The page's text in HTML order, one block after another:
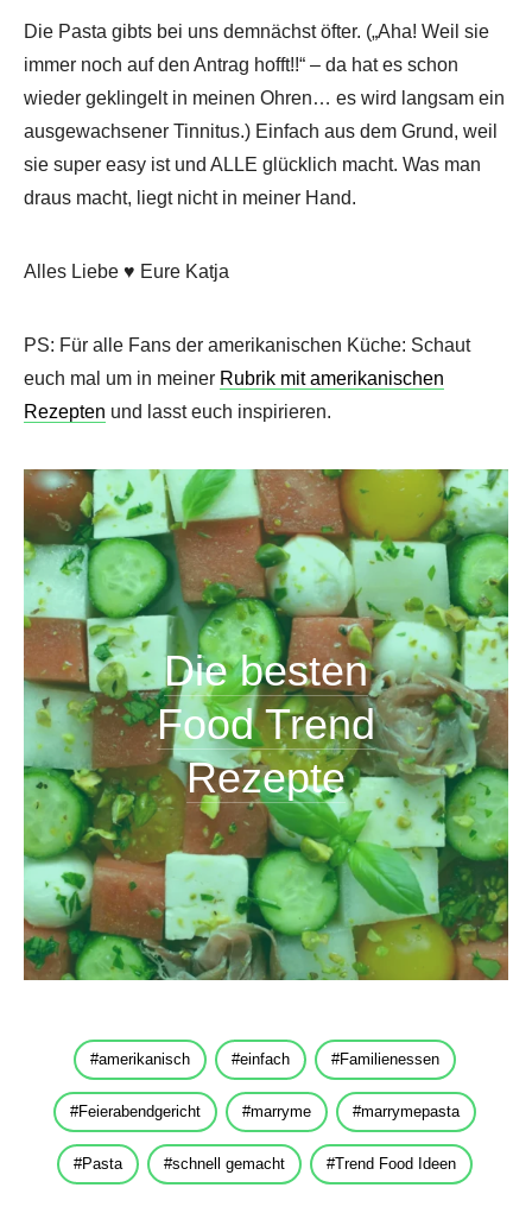
Die Pasta gibts bei uns demnächst öfter. („Aha! Weil sie
immer noch auf den Antrag hofft!!“ – da hat es schon
wieder geklingelt in meinen Ohren… es wird langsam ein
ausgewachsener Tinnitus.) Einfach aus dem Grund, weil
sie super easy ist und ALLE glücklich macht. Was man
draus macht, liegt nicht in meiner Hand.
Alles Liebe ♥ Eure Katja
PS: Für alle Fans der amerikanischen Küche: Schaut
euch mal um in meiner Rubrik mit amerikanischen
Rezepten und lasst euch inspirieren.
Die besten
Food Trend
Rezepte
amerikanisch einfach Familienessen
Feierabendgericht marryme marrymepasta
Pasta schnell gemacht Trend Food Ideen